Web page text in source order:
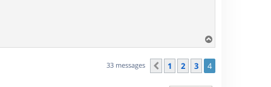
a
u
33 messages Précédent
1 2 3 4